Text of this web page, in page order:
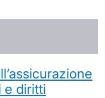
e diritti